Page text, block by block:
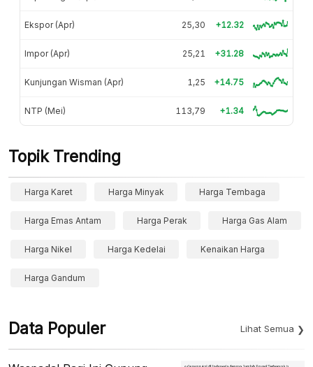
Ekspor (Apr) 25,30 +12.32
Impor (Apr) 25,21 +31.28
Kunjungan Wisman (Apr) 1,25 +14.75
NTP (Mei) 113,79 +1.34
Topik Trending
Harga Karet Harga Minyak Harga Tembaga
Harga Emas Antam Harga Perak Harga Gas Alam
Harga Nikel Harga Kedelai Kenaikan Harga
Harga Gandum
Data Populer Lihat Semua